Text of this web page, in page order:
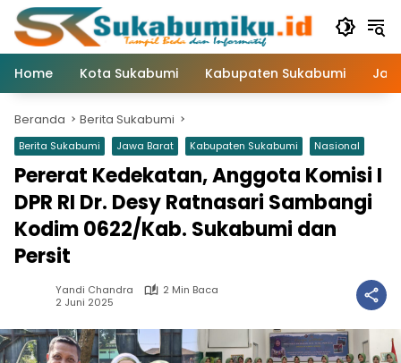
Langsung
konten
Home
Kota Sukabumi Kabupaten Sukabumi
Beranda Berita Sukabumi
Berita Sukabumi Jawa Barat Kabupaten Sukabumi Nasional
Pererat Kedekatan, Anggota Komisi I
DPR RI Dr. Desy Ratnasari Sambangi
Kodim 0622/Kab. Sukabumi dan
Persit
Yandi Chandra
2 Min Baca
2 Juni 2025